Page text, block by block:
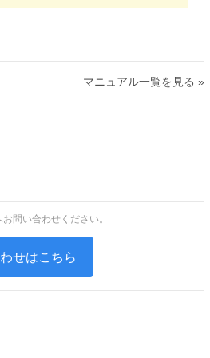
マニュアル一覧を見る »
問い合わせください。
せはこちら